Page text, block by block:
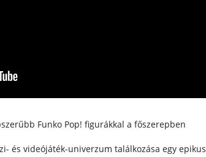
Funko Pop! figurákkal a főszerepben
és videójáték-univerzum találkozása egy epikus